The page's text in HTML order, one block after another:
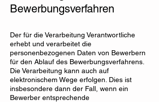
Bewerbungsverfahren
Der für die Verarbeitung Verantwortliche
erhebt und verarbeitet die
personenbezogenen Daten von Bewerbern
für den Ablauf des Bewerbungsverfahrens.
Die Verarbeitung kann auch auf
elektronischem Wege erfolgen. Dies ist
insbesondere dann der Fall, wenn ein
Bewerber entsprechende